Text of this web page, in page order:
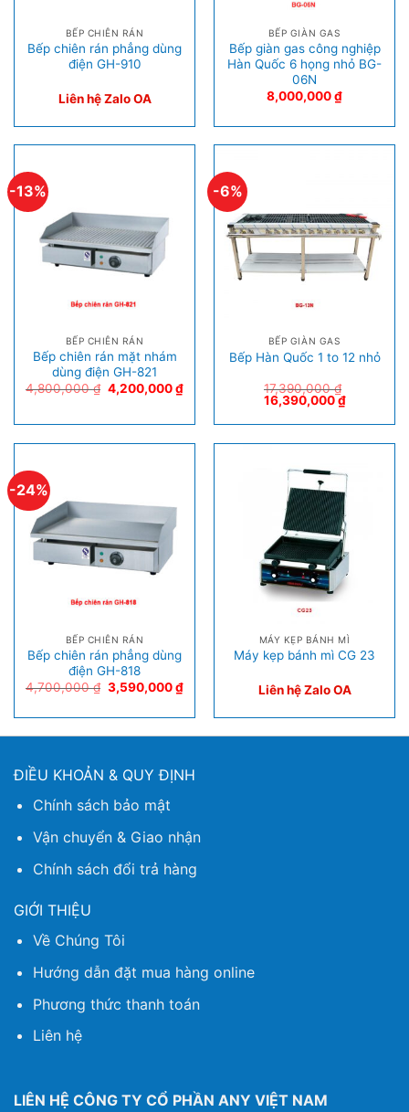
BẾP CHIÊN RÁN
Bếp chiên rán phẳng dùng
điện GH-910
Liên hệ Zalo OA
BẾP GIÀN GAS
Bếp giàn gas công nghiệp
Hàn Quốc 6 họng nhỏ BG-
06N
8,000,000₫
-13%
BẾP CHIÊN RÁN
Bếp chiên rán mặt nhám
dùng điện GH-821
4,800,000₫ 4,200,000₫
-6%
BẾP GIÀN GAS
Bếp Hàn Quốc 1 to 12 nhỏ
17,390,000₫
16,390,000₫
-24%
BẾP CHIÊN RÁN
Bếp chiên rán phẳng dùng
điện GH-818
4,700,000₫ 3,590,000₫
MÁY KẸP BÁNH MÌ
Máy kẹp bánh mì CG 23
Liên hệ Zalo OA
ĐIỀU KHOẢN & QUY ĐỊNH
Chính sách bảo mật
Vận chuyển & Giao nhận
Chính sách đổi trả hàng
GIỚI THIỆU
Về Chúng Tôi
Hướng dẫn đặt mua hàng online
Phương thức thanh toán
Liên hệ
LIÊN HỆ CÔNG TY CỔ PHẦN ANY VIỆT NAM